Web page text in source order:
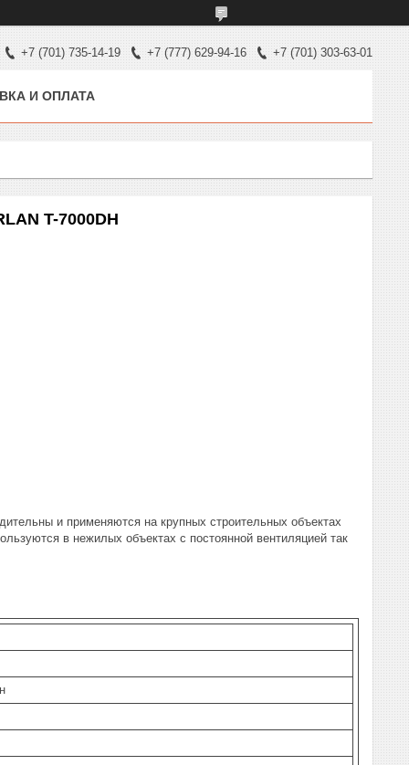
+7 (701) 735-14-19 +7 (777) 629-94-16 +7 (701) 303-63-01
И ОПЛАТА
T-7000DH
и применяются на крупных строительных объектах
в нежилых объектах с постоянной вентиляцией так